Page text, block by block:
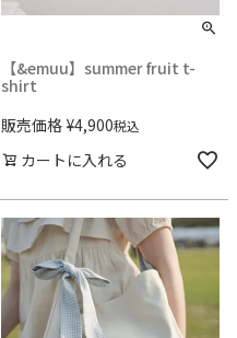
【&emuu】summer fruit t-
shirt
販売価格 ¥4,900税込
カートに入れる